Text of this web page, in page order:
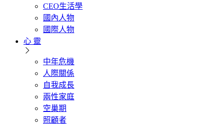
CEO生活學
國內人物
國際人物
心 靈
中年危機
人際關係
自我成長
兩性家庭
空巢期
照顧者